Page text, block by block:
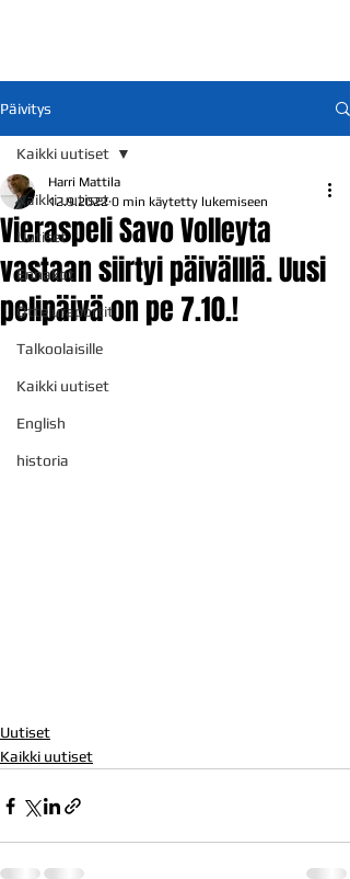
Päivitys
Kaikki uutiset
Uutiset
Ennakot
Otteluraportit
Talkoolaisille
Kaikki uutiset
English
historia
Kaikki uutiset
Vieraspeli Savo Volleyta
vastaan siirtyi päivälllä. Uusi
pelipäivä on pe 7.10.!
Harri Mattila
12.9.2022 0 min käytetty lukemiseen
Uutiset
Kaikki uutiset